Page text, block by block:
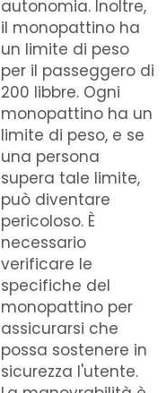
autonomia. Inoltre,
il monopattino ha
un limite di peso
per il passeggero di
200 libbre. Ogni
monopattino ha un
limite di peso, e se
una persona
supera tale limite,
può diventare
pericoloso. È
necessario
verificare le
specifiche del
monopattino per
assicurarsi che
possa sostenere in
sicurezza l'utente.